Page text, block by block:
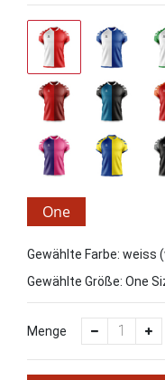
One
Gewählte Farbe: weiss
Gewählte Größe: One
Menge